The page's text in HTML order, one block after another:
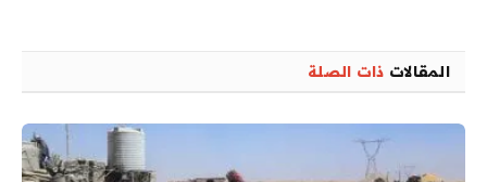
المقالات ذات الصلة